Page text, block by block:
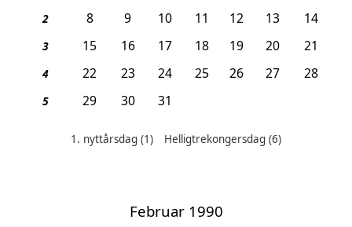
2 8 9 10 11 12 13 14
3 15 16 17 18 19 20 21
4 22 23 24 25 26 27 28
5 29 30 31
Helligdager denne måneden:
1. nyttårsdag(1) Helligtrekongersdag (6)
Februar 1990